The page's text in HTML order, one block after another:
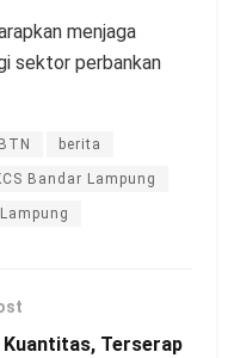
menjaga
sektor perbankan
berita
Bandar Lampung
Lampung
Kuantitas, Terserap